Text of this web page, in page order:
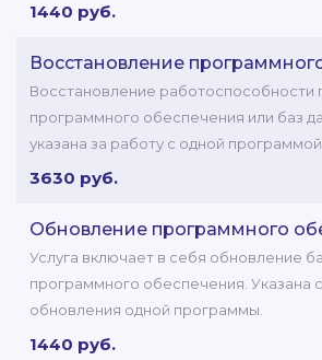
1440 руб.
Восстановление
Восстановление работоспособности
программного обеспечения или баз
указана за работу с одной
3630 руб.
Обновление программного
Услуга включает в себя обновление
программного обеспечения. Указана
обновления одной программы.
1440 руб.